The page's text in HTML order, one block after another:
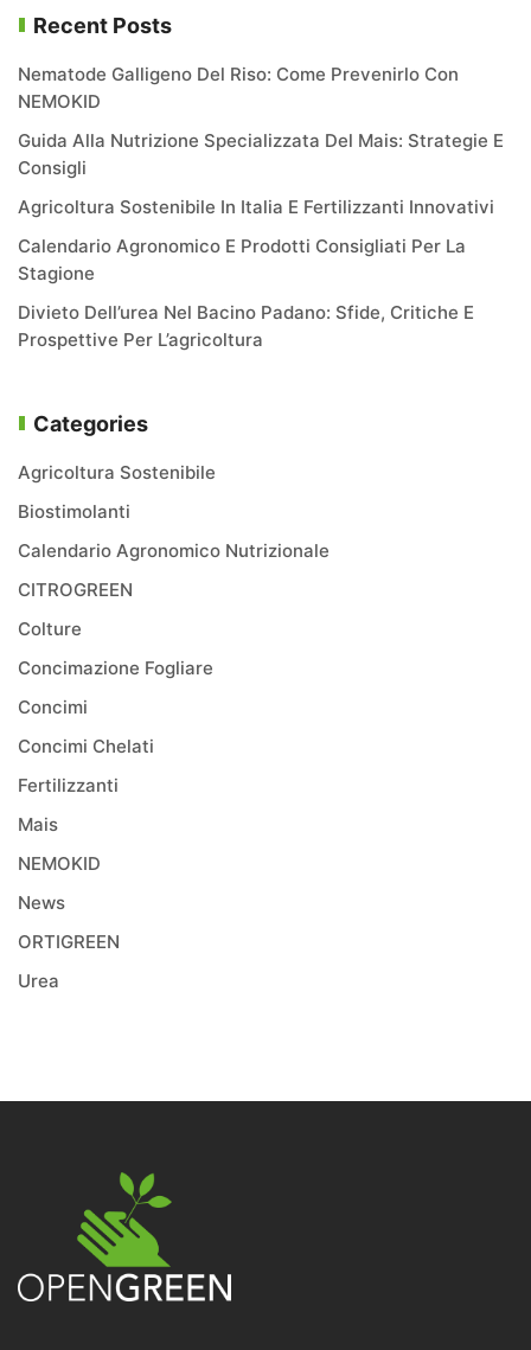
Recent Posts
Nematode Galligeno Del Riso: Come Prevenirlo Con
NEMOKID
Guida Alla Nutrizione Specializzata Del Mais: Strategie E
Consigli
Agricoltura Sostenibile In Italia E Fertilizzanti Innovativi
Calendario Agronomico E Prodotti Consigliati Per La
Stagione
Divieto Dell’urea Nel Bacino Padano: Sfide, Critiche E
Prospettive Per L’agricoltura
Categories
Agricoltura Sostenibile
Biostimolanti
Calendario Agronomico Nutrizionale
CITROGREEN
Colture
Concimazione Fogliare
Concimi
Concimi Chelati
Fertilizzanti
Mais
NEMOKID
News
ORTIGREEN
Urea